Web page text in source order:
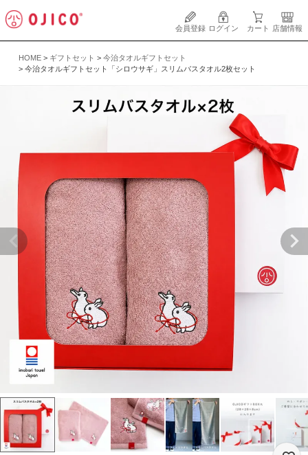
会員登録 ログイン カート 店舗情報
HOME ギフトセット
今治タオルギフトセット
今治タオルギフトセット「シロウサギ」スリムバスタオル2枚セット